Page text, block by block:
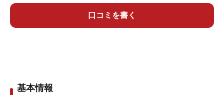
さて肝心の温泉だが、露天が温泉で内湯が普通の
お湯という割振りで、この日は貸しきり状態で赤
た。
口コミを書く
基本情報